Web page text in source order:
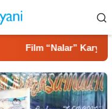
Film “Nalar” Karya Guru